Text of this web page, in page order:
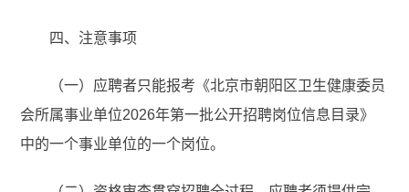
四、注意事项
（一）应聘者只能报考《北京市朝阳区卫生健康委员
会所属事业单位2026年第一批公开招聘岗位信息目录》
中的一个事业单位的一个岗位。